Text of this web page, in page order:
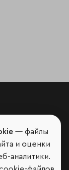
— файлы
и оценки
аналитики.